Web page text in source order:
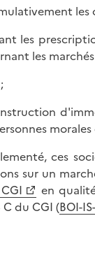
les
les
les
ces
sur un
en
du CGI (BOI-